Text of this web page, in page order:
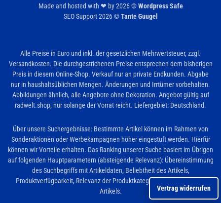
Made and hosted with ❤ by 2026 ©Wordpress Safe
SEO Support 2026 ©Tante Guugel
Alle Preise in Euro und inkl. der gesetzlichen Mehrwertsteuer, zzgl.
Versandkosten. Die durchgestrichenen Preise entsprechen dem bisherigen
Preis in diesem Online-Shop. Verkauf nur an private Endkunden. Abgabe
nur in haushaltsüblichen Mengen. Änderungen und Irrtümer vorbehalten.
Abbildungen ähnlich, alle Angebote ohne Dekoration. Angebot gültig auf
radwelt.shop, nur solange der Vorrat reicht. Liefergebiet: Deutschland.
Über unsere Suchergebnisse: Bestimmte Artikel können im Rahmen von
Sonderaktionen oder Werbekampagnen höher eingestuft werden. Hierfür
können wir Vorteile erhalten. Das Ranking unserer Suche basiert im Übrigen
auf folgenden Hauptparametern (absteigende Relevanz): Übereinstimmung
des Suchbegriffs mit Artikeldaten, Beliebtheit des Artikels,
Produktverfügbarkeit, Relevanz der Produktkategorie und Neuheit des
Artikels.
Vertrag widerrufen